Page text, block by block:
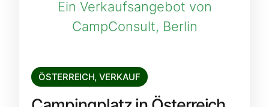
ÖSTERREICH, VERKAUF